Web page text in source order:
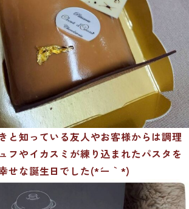
と知っている友人やお客様からは調理
フやイカスミが練り込まれたパスタを
せな誕生日でした(*´ー｀*)